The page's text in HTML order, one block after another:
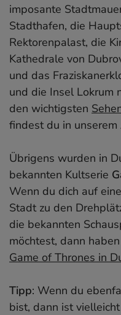
imposante
Stadthafen, die
Rektorenpalast, die
Kathedrale von
und das
und die Insel Lokrum
den wichtigsten
findest du in unserem
Übrigens wurden in
bekannten Kultserie
Wenn du dich auf
Stadt zu den
die bekannten
möchtest, dann
Game of Thrones in
Tipp: Wenn du
bist, dann ist